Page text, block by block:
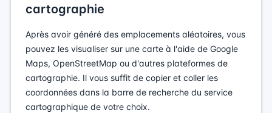
cartographie
Après avoir généré des emplacements aléatoires, vous
pouvez les visualiser sur une carte à l'aide de Google
Maps, OpenStreetMap ou d'autres plateformes de
cartographie. Il vous suffit de copier et coller les
coordonnées dans la barre de recherche du service
cartographique de votre choix.